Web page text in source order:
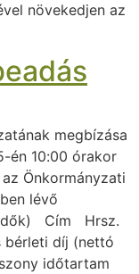
növekedjen az
megbízása
én 10:00 órakor
Önkormányzati
lévő
Cím Hrsz.
bérleti díj (nettó
időtartam